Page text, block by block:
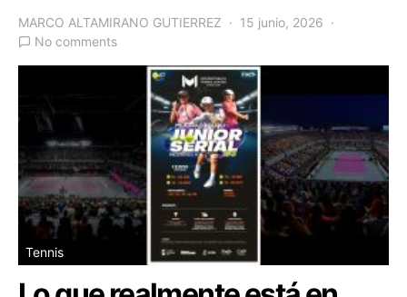
MARCO ALTAMIRANO GUTIERREZ
15 junio, 2026
No comments
Tennis